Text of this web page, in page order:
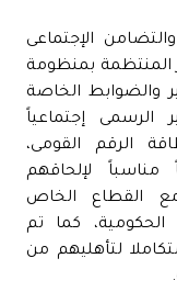
الإجتماعى
المنتظمة بمنظومة
والضوابط الخاصة
الرسمى إجتماعياً
الرقم القومى،
مناسباً لإلحاقهم
القطاع الخاص
الحكومية، كما تم
لتأهليهم من